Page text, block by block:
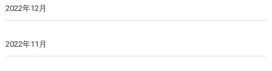
2022年12月
2022年11月